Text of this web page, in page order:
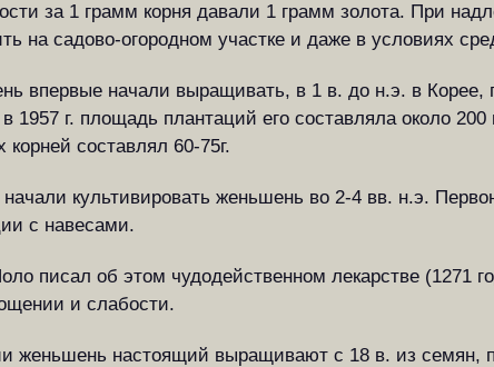
за 1 грамм корня давали 1 грамм золота. При
на садово-огородном участке и даже в условиях
впервые начали выращивать, в 1 в. до н.э. в Корее,
1957 г. площадь плантаций его составляла около
корней составлял 60-75г.
культивировать женьшень во 2-4 вв. н.э.
с навесами.
писал об этом чудодейственном лекарстве (1271
и слабости.
женьшень настоящий выращивают с 18 в. из семян,